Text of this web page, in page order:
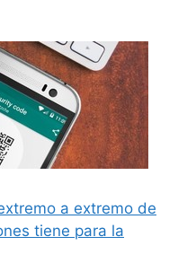
a extremo de
tiene para la